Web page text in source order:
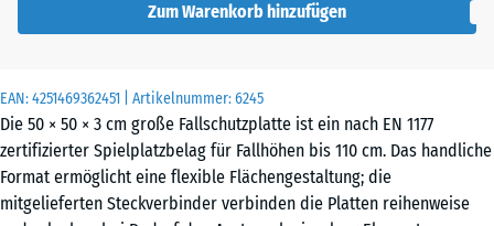
EAN:4251469362451 | Artikelnummer:6245
Die 50 × 50 × 3 cm große Fallschutzplatte ist ein nach EN 1177
zertifizierter Spielplatzbelag für Fallhöhen bis 110 cm. Das handliche
Format ermöglicht eine flexible Flächengestaltung; die
mitgelieferten Steckverbinder verbinden die Platten reihenweise
Sandbeige + 0,40 €
Ziegelrot - 2,70 €
Zum Warenkorb hinzufügen